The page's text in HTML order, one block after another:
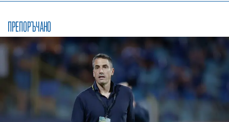
ПРЕПОРЪЧАНО